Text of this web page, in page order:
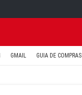
GMAIL GUIA DE COMPRAS